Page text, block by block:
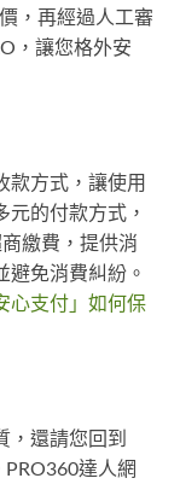
，再經過人工審
，讓您格外安
款方式，讓使用
的付款方式，
繳費，提供消
避免消費糾紛。
心支付」如何保
，還請您回到
達人網